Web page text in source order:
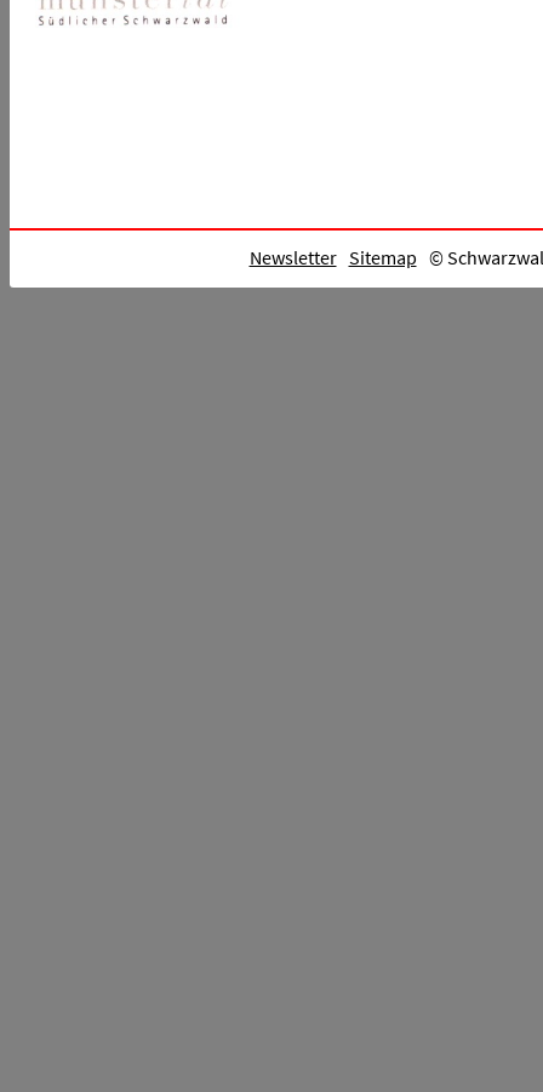
Newsletter Sitemap ©